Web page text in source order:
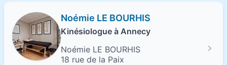
Noémie LE BOURHIS
Kinésiologue à Annecy
Noémie LE BOURHIS
18 rue de la Paix